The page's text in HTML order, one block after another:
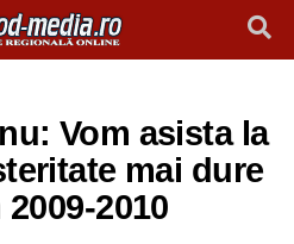
Vom asista la
mai dure
2010